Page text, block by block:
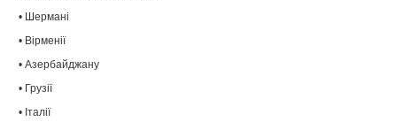
• Шермані
• Вірменії
• Азербайджану
• Грузії
• Італії